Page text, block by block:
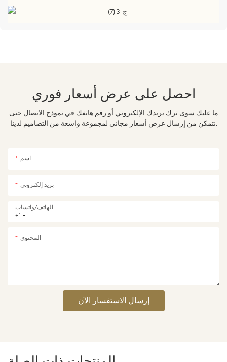
احصل على عرض أسعار فوري
ما عليك سوى ترك بريدك الإلكتروني أو رقم هاتفك في نموذج الاتصال حتى
نتمكن من إرسال عرض أسعار مجاني لمجموعة واسعة من التصاميم لدينا.
اسم
بريد إلكتروني
+1
الهاتف/واتساب
المحتوى
إرسال الاستفسار الآن